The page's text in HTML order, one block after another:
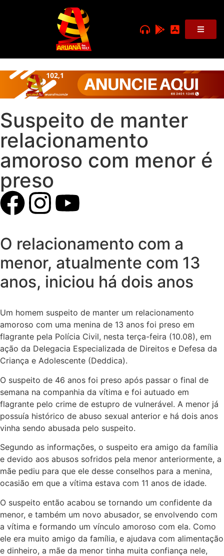
Suspeito de manter
relacionamento
amoroso com menor é
preso
O relacionamento com a
menor, atualmente com 13
anos, iniciou há dois anos
Um homem suspeito de manter um relacionamento
amoroso com uma menina de 13 anos foi preso em
flagrante pela Polícia Civil, nesta terça-feira (10.08), em
ação da Delegacia Especializada de Direitos e Defesa da
Criança e Adolescente (Deddica).
O suspeito de 46 anos foi preso após passar o final de
semana na companhia da vítima e foi autuado em
flagrante pelo crime de estupro de vulnerável. A menor já
possuía histórico de abuso sexual anterior e há dois anos
vinha sendo abusada pelo suspeito.
Segundo as informações, o suspeito era amigo da família
e devido aos abusos sofridos pela menor anteriormente, a
mãe pediu para que ele desse conselhos para a menina,
ocasião em que a vítima estava com 11 anos de idade.
O suspeito então acabou se tornando um confidente da
menor, e também um novo abusador, se envolvendo com
a vítima e formando um vínculo amoroso com ela. Como
ele era muito amigo da família, e ajudava com alimentação
e dinheiro, a mãe da menor tinha muita confiança nele,